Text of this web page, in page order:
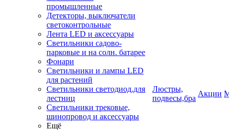
промышленные
Детекторы, выключатели
светоконтрольные
Лента LED и аксессуары
Светильники садово-
парковые и на солн. батарее
Фонари
Светильники и лампы LED
для растений
Светильники светодиод.для
лестниц
Светильники трековые,
шинопровод и аксессуары
Ещё
Люстры,
подвесы,бра
Акции